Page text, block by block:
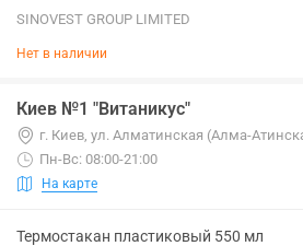
SINOVEST GROUP LIMITED
Нет в наличии
Киев №1 "Витаникус"
г. Киев, ул. Алматинская (Алма-
Пн-Вс: 08:00-21:00
На карте
Термостакан пластиковый 550 мл